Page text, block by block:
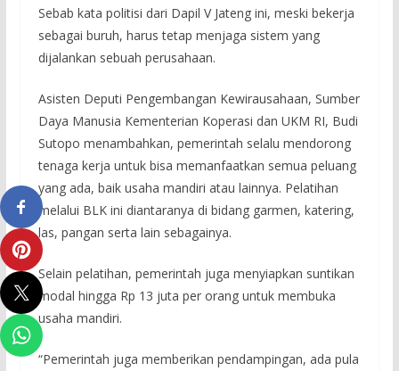
Sebab kata politisi dari Dapil V Jateng ini, meski bekerja
sebagai buruh, harus tetap menjaga sistem yang
dijalankan sebuah perusahaan.
Asisten Deputi Pengembangan Kewirausahaan, Sumber
Daya Manusia Kementerian Koperasi dan UKM RI, Budi
Sutopo menambahkan, pemerintah selalu mendorong
tenaga kerja untuk bisa memanfaatkan semua peluang
yang ada, baik usaha mandiri atau lainnya. Pelatihan
melalui BLK ini diantaranya di bidang garmen, katering,
las, pangan serta lain sebagainya.
Selain pelatihan, pemerintah juga menyiapkan suntikan
modal hingga Rp 13 juta per orang untuk membuka
usaha mandiri.
“Pemerintah juga memberikan pendampingan, ada pula